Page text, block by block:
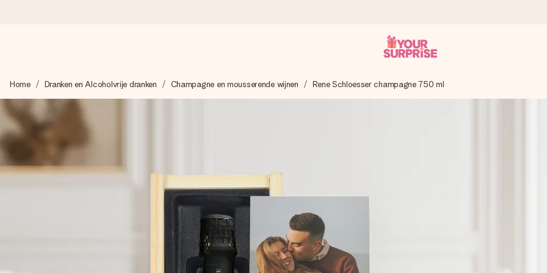
We maken jouw cadeau met zorg en zorgen dat het razendsnel onderweg is - zodat jij kunt geven op precies het juiste moment,
4,8 (gebaseerd op +8.000 reviews)
Je maakt in een paar stappen iets unieks – met haar naam, jullie foto of een boodschap die raakt. Zonder gedoe, maar met alle
Home Dranken en Alcoholvrije dranken Champagne en mousserende wijnen Rene Schloesser champagne 750 ml